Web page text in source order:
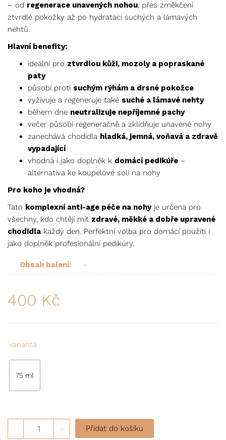
– od regenerace unavených nohou, přes změkčení
ztvrdlé pokožky až po hydrataci suchých a lámavých
nehtů.
Hlavní benefity:
ideální pro ztvrdlou kůži, mozoly a popraskané
paty
působí proti suchým rýhám a drsné pokožce
vyživuje a regeneruje také suché a lámavé nehty
během dne neutralizuje nepříjemné pachy
večer působí regeneračně a zklidňuje unavené nohy
zanechává chodidla hladká, jemná, voňavá a zdravě
vypadající
vhodná i jako doplněk k domácí pedikúře –
alternativa ke koupelové soli na nohy
Pro koho je vhodná?
Tato komplexní anti-age péče na nohyje určena pro
všechny, kdo chtějí mít zdravé, měkké a dobře upravené
chodidla každý den. Perfektní volba pro domácí použití i
jako doplněk profesionální pedikúry.
Obsah balení: -
400 Kč
Varianta
75 ml
- Komplexní ANTI-AGE péče na nohy množství
+ Přidat do košíku